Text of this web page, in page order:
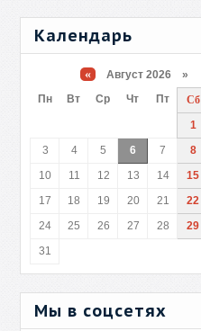
Календарь
« Август 2026 »
Пн
Вт Ср Чт Пт Сб
1
3
4 5 6 7 8
10
11 12 13 14 15
17
18 19 20 21 22
24
25 26 27 28 29
31
Мы в соцсетях